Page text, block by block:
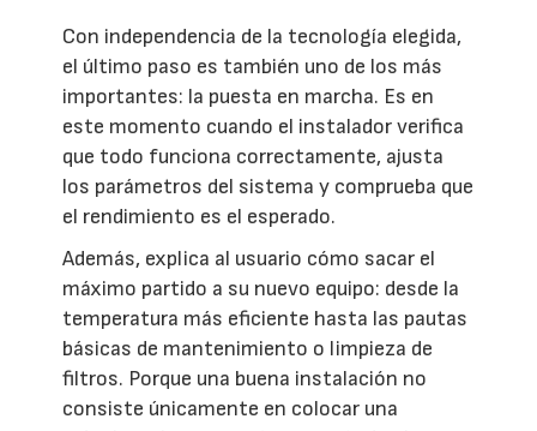
Con independencia de la tecnología elegida,
el último paso es también uno de los más
importantes: la puesta en marcha. Es en
este momento cuando el instalador verifica
que todo funciona correctamente, ajusta
los parámetros del sistema y comprueba que
el rendimiento es el esperado.
Además, explica al usuario cómo sacar el
máximo partido a su nuevo equipo: desde la
temperatura más eficiente hasta las pautas
básicas de mantenimiento o limpieza de
filtros. Porque una buena instalación no
consiste únicamente en colocar una